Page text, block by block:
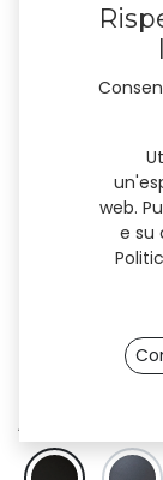
Flow
ANTERIORE
web.
e su